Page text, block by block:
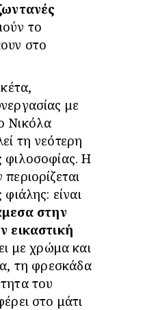
το
στο
με
Νικόλα
τη νεότερη
φιλοσοφίας. Η
είναι
στην
εικαστική
με χρώμα και
τη φρεσκάδα
του
στο μάτι